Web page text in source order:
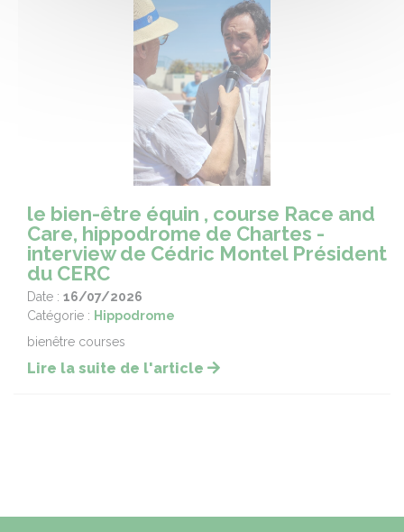
le bien-être équin , course Race and
Care, hippodrome de Chartes -
interview de Cédric Montel Président
du CERC
Date : 16/07/2026
Catégorie : Hippodrome
bienêtre courses
Lire la suite de l'article